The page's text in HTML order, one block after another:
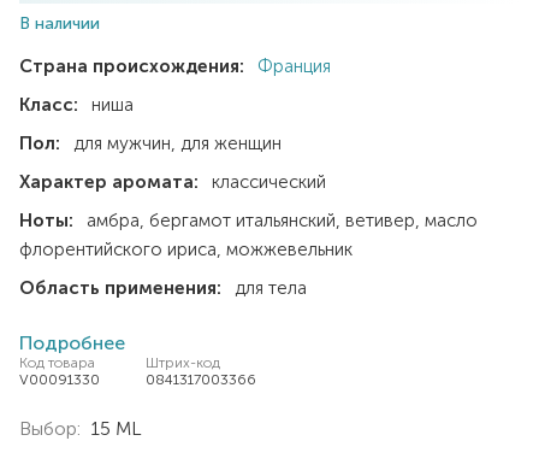
В наличии
Страна происхождения:
Франция
Класс:
ниша
Пол:
для мужчин для женщин
Характер аромата:
классический
Ноты:
амбра бергамот итальянский ветивер
флорентийского ириса можжевельник
Область применения:
для тела
Подробнее
Код товара
V00091330
Штрих-код
0841317003366
Выбор: 15 ML